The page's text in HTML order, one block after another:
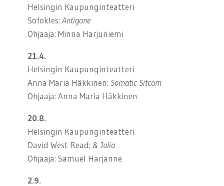
Helsingin Kaupunginteatteri
Sofokles: Antigone
Ohjaaja: Minna Harjuniemi
21.4.
Helsingin Kaupunginteatteri
Anna Maria Häkkinen: Somatic Sitcom
Ohjaaja: Anna Maria Häkkinen
20.8.
Helsingin Kaupunginteatteri
David West Read: & Julia
Ohjaaja: Samuel Harjanne
2.9.